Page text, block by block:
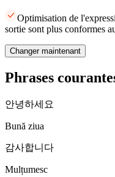
Optimisation de
sortie sont plus conformes
Changer maintenant
Phrases
안녕하세요
Bună ziua
감사합니다
Mulțumesc